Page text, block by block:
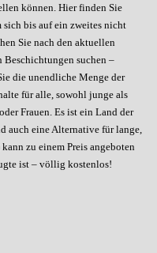
können. Hier finden Sie
sich bis auf ein zweites nicht
Sie nach den aktuellen
Beschichtungen suchen –
die unendliche Menge der
für alle, sowohl junge als
Frauen. Es ist ein Land der
auch eine Alternative für lange,
zu einem Preis angeboten
ist – völlig kostenlos!